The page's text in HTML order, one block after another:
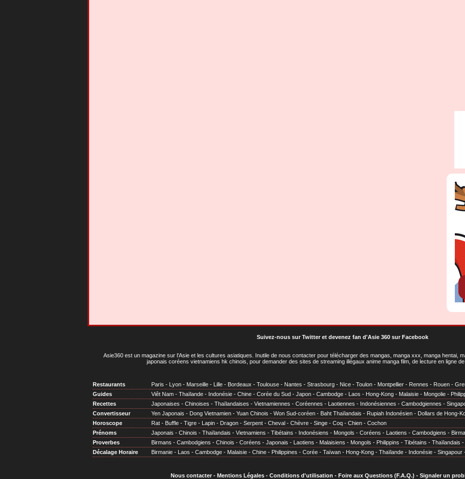
Suivez-nous sur Twitteret devenez fan d'Asie 360 sur Facebook
Asie360 est un magazine sur l'Asie et les cultures asiatiques . Inutile de nous contacter pour télécharger des mangas, manga xxx, manga hentai,
japonais coréens vietnamiens hk chinois, pour demander des sites de streaming illégaux anime manga film, de lecture en ligne
Restaurants Paris - Lyon - Marseille - Lille - Bordeaux - Toulouse - Nantes - Strasbourg - Nice - Toulon - Montpellier - Rennes - Rouen -
Guides
Viêt Nam - Thaïlande - Indonésie - Chine - Corée du Sud - Japon - Cambodge - Laos - Hong-Kong - Malaisie - Mongolie -
Recettes
Japonaises - Chinoises - Thaïlandaises - Vietnamiennes - Coréennes - Laotiennes - Indonésiennes - Cambodgiennes -
Convertisseur
Yen Japonais - Dong Vietnamien - Yuan Chinois - Won Sud-coréen - Baht Thaïlandais - Rupiah Indonésien - Dollars de Hong-
Horoscope
Rat - Buffle - Tigre - Lapin - Dragon - Serpent - Cheval - Chèvre - Singe - Coq - Chien - Cochon
Prénoms
Japonais - Chinois - Thaïlandais - Vietnamiens - Tibétains - Indonésiens - Mongols - Coréens - Laotiens - Cambodgiens -
Proverbes
Birmans - Cambodgiens - Chinois - Coréens - Japonais - Laotiens - Malaisiens - Mongols - Philippins - Tibétains - Thaïlandais -
Décalage Horaire
Birmanie - Laos - Cambodge - Malaisie - Chine - Philippines - Corée - Taïwan - Hong-Kong - Thaïlande - Indonésie - Singapour
Nous contacter- Mentions Légales- Conditions d'utilisation - Foire aux Questions (F.A.Q.) - Signaler un